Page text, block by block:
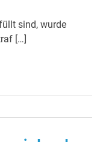
sind, wurde
[…]